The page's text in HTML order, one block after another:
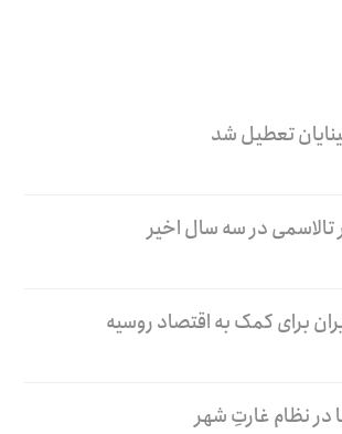
تعطیل شد
برای کمک به اقتصاد روسیه
نظام غارتِ شهر